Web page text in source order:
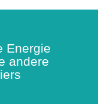
Energie
andere